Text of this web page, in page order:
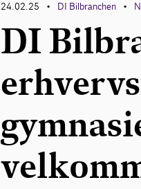
24.02.25 • DI Bilbranchen •
DI